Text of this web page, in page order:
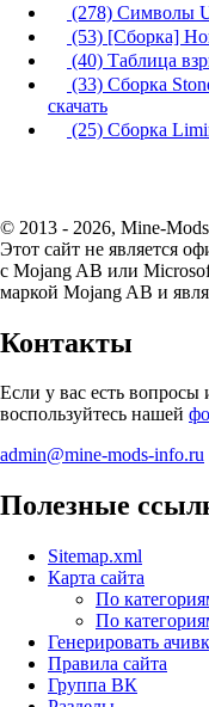
(278) Символы
(53) [Сборка]
(40) Таблица
(33) Сборка
скачать
(25) Сборка
© 2013 - 2026, Mine-
Этот сайт не является
с Mojang AB или
маркой Mojang AB и
Контакты
Если у вас есть
воспользуйтесь нашей
admin@mine-mods-info.ru
Полезные
Sitemap.xml
Карта сайта
По
По
Генерировать
Правила сайта
Группа ВК